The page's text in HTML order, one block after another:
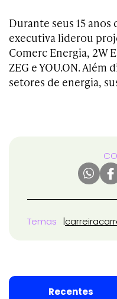
Durante seus 15
executiva liderou
Comerc Energia, 2W
ZEG e YOU.ON. Além
setores de energia,
Temas carreira
Recentes